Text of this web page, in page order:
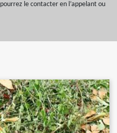
le contacter en l’appelant ou